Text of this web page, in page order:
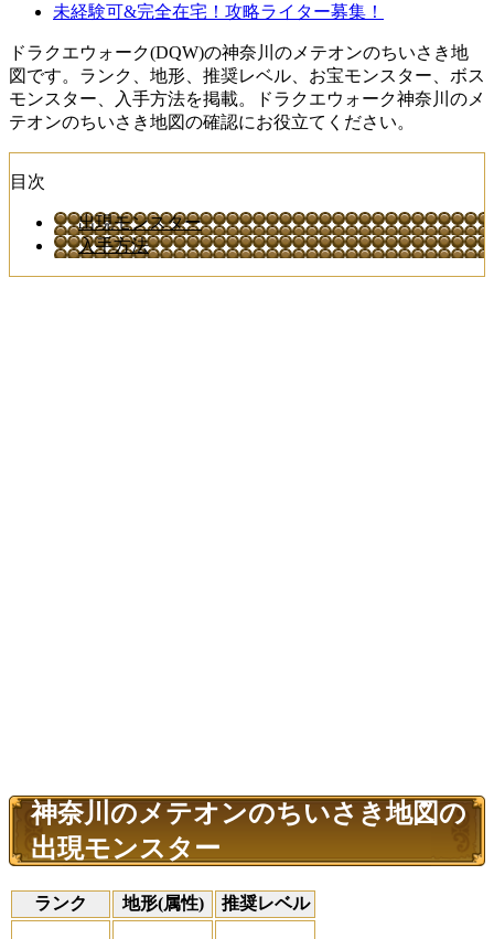
未経験可&完全在宅！攻略ライター募集！
ドラクエウォーク(DQW)の神奈川のメテオンのちいさき地
図です。ランク、地形、推奨レベル、お宝モンスター、ボス
モンスター、入手方法を掲載。ドラクエウォーク神奈川のメ
テオンのちいさき地図の確認にお役立てください。
目次
出現モンスター
入手方法
神奈川のメテオンのちいさき地図の
出現モンスター
ランク 地形(属性) 推奨レベル